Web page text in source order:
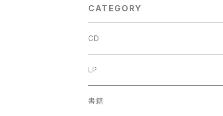
CATEGORY
CD
古楽
中古CD
古楽以外
LP
古楽
書籍